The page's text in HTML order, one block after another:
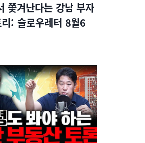
쫓겨난다는 강남 부자
: 슬로우레터 8월6